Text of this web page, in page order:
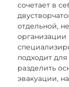
сочетает в
отдельной,
организации
подходит
разделить
эвакуации,